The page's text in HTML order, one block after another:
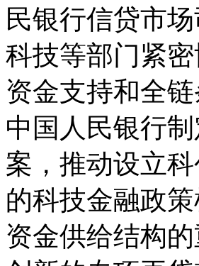
民银行信贷市
科技等部门紧
资金支持和全
中国人民银行
案，推动设立
的科技金融政
资金供给结构